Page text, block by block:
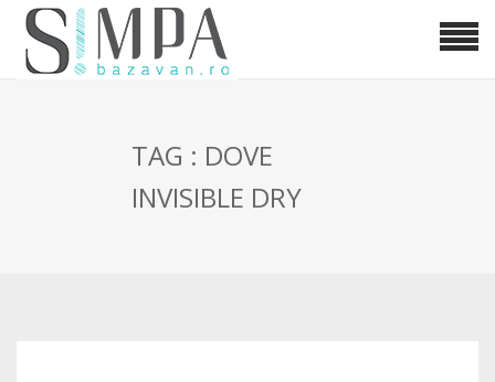
TAG : DOVE
INVISIBLE DRY